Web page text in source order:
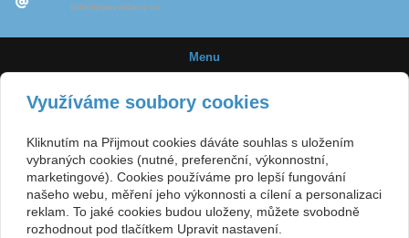
info@jigovehlavy.cz
Menu
Úvod
Jigové hlavičky
Velikost háčků
Využíváme soubory cookies
Kliknutím na Přijmout cookies dáváte souhlas s uložením
vybraných cookies (nutné, preferenční, výkonnostní,
marketingové). Cookies používáme pro lepší fungování
našeho webu, měření jeho výkonnosti a cílení a personalizaci
reklam. To jaké cookies budou uloženy, můžete svobodně
rozhodnout pod tlačítkem Upravit nastavení.